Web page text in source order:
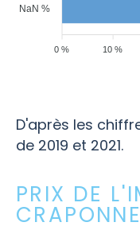
NaN %
10 %
0 %
D'après les
de 2019 et 2021.
PRIX DE
CRAPONNE